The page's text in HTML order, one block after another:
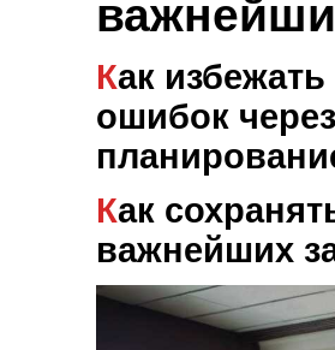
Как избежать карьерных
ошибок
Как сохранять фокус на
важнейших